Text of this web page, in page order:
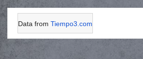
Data from Tiempo3.com